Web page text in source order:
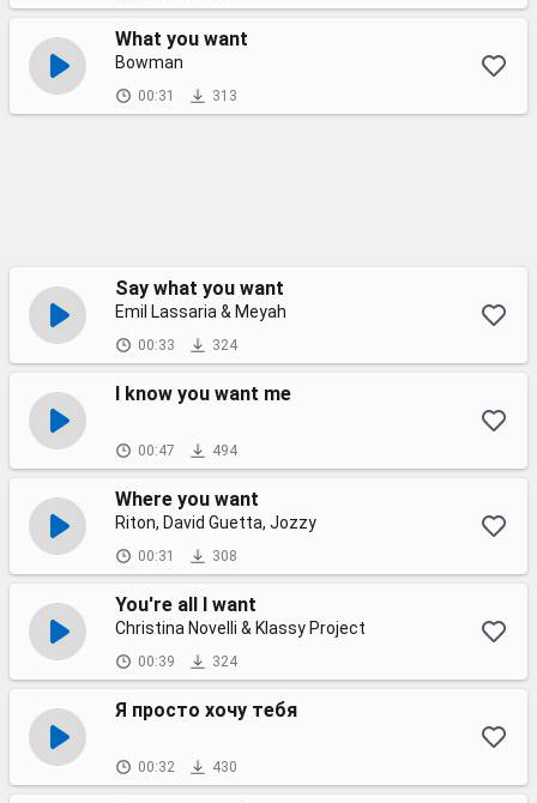
What you want
Bowman
00:31 313
Say what you want
Emil Lassaria & Meyah
00:33 324
I know you want me
00:47 494
Where you want
Riton, David Guetta, Jozzy
00:31 308
You're all I want
Christina Novelli & Klassy Project
00:39 324
Я просто хочу тебя
00:32 430